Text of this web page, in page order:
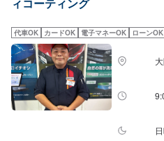
代車OK カードOK 電子マネーOK ローンOK